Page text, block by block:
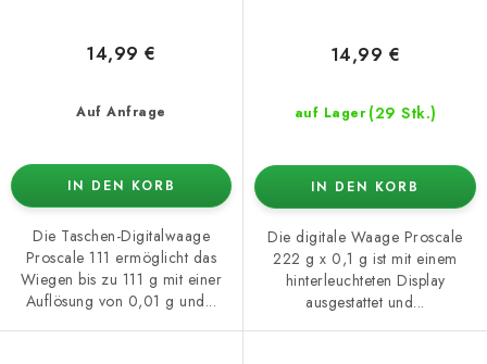
Auf Anfrage
14,99 €
IN DEN KORB
Die Taschen-Digitalwaage
Proscale 111 ermöglicht das
Wiegen bis zu 111 g mit einer
Auflösung von 0,01 g und...
auf Lager (29 Stk.)
14,99 €
IN DEN KORB
Die digitale Waage Proscale
222 g x 0,1 g ist mit einem
hinterleuchteten Display
ausgestattet und...